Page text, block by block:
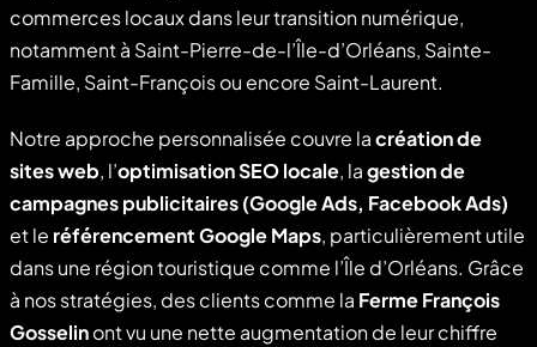
commerces locaux dans leur transition numérique,
notamment à Saint-Pierre-de-l’Île-d’Orléans, Sainte-
Famille, Saint-François ou encore Saint-Laurent.
Notre approche personnalisée couvre lacréation de
sites web, l’optimisation SEO locale, lagestion de
campagnes publicitaires (Google Ads, Facebook Ads)
et le référencement Google Maps, particulièrement utile
dans une région touristique comme l’Île d’Orléans. Grâce
à nos stratégies, des clients comme la Ferme François
Gosselinont vu une nette augmentation de leur chiffre